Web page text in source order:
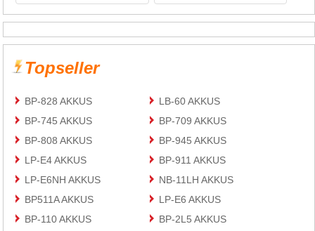
Topseller
BP-828 AKKUS
LB-60 AKKUS
BP-745 AKKUS
BP-709 AKKUS
BP-808 AKKUS
BP-945 AKKUS
LP-E4 AKKUS
BP-911 AKKUS
LP-E6NH AKKUS
NB-11LH AKKUS
BP511A AKKUS
LP-E6 AKKUS
BP-110 AKKUS
BP-2L5 AKKUS